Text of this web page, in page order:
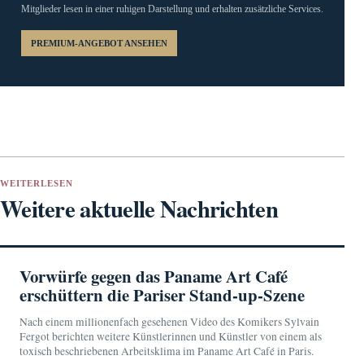
Mitglieder lesen in einer ruhigen Darstellung und erhalten zusätzliche Services.
PREMIUM-ANGEBOT ANSEHEN
WEITERLESEN
Weitere aktuelle Nachrichten
Vorwürfe gegen das Paname Art Café
erschüttern die Pariser Stand-up-Szene
Nach einem millionenfach gesehenen Video des Komikers Sylvain
Fergot berichten weitere Künstlerinnen und Künstler von einem als
toxisch beschriebenen Arbeitsklima im Paname Art Café in Paris.